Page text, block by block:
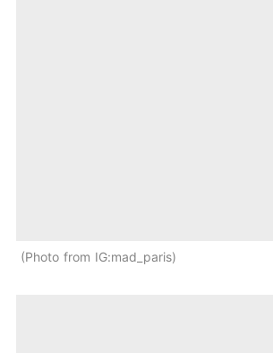
Photo from IG:mad_paris